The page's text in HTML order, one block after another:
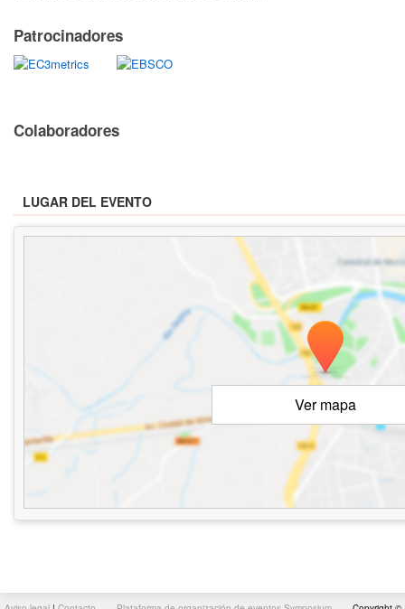
Patrocinadores
Colaboradores
LUGAR DEL EVENTO
Ver mapa